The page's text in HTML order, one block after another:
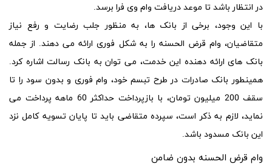
در انتظار باشد تا موعد دریافت وام وی فرا برسد.
با این وجود، برخی از بانک ها، به منظور جلب رضایت و رفع نیاز
متقاضیان، وام قرض الحسنه را به شکل فوری ارائه می دهند. از جمله
بانک های ارائه دهنده این خدمت، می توان به بانک رسالت اشاره کرد.
همینطور بانک صادرات در طرح تبسم خود، وام فوری و بدون سود را تا
سقف 200 میلیون تومان، با بازپرداخت حداکثر 60 ماهه پرداخت می
نماید، لازم به ذکر است، سپرده متقاضی باید تا پایان تسویه کامل نزد
این بانک مسدود باشد.
وام قرض الحسنه بدون ضامن